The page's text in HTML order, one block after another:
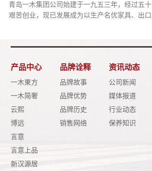
青岛一木集团公司始建于一九五三年，经过五
艰苦创业，现已发展成为以生产名优家具、出
产品中心
一木東方
一木简奢
云熙
博远
言意
言意上品
新汉源居
品牌诠释
品牌故事
品牌优势
品牌历史
销售网络
资讯动态
公司新闻
媒体报道
行业动态
保养知识